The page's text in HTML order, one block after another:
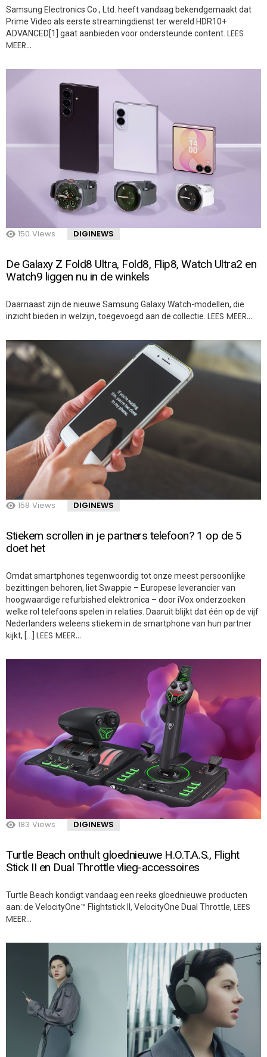
Samsung Electronics Co., Ltd. heeft vandaag bekendgemaakt dat
Prime Video als eerste streamingdienst ter wereld HDR10+
ADVANCED[1] gaat aanbieden voor ondersteunde content. LEES
MEER…
150 Views DIGINEWS
De Galaxy Z Fold8 Ultra, Fold8, Flip8, Watch Ultra2 en
Watch9 liggen nu in de winkels
Daarnaast zijn de nieuwe Samsung Galaxy Watch-modellen, die
inzicht bieden in welzijn, toegevoegd aan de collectie. LEES MEER…
158 Views DIGINEWS
Stiekem scrollen in je partners telefoon? 1 op de 5
doet het
Omdat smartphones tegenwoordig tot onze meest persoonlijke
bezittingen behoren, liet Swappie – Europese leverancier van
hoogwaardige refurbished elektronica – door iVox onderzoeken
welke rol telefoons spelen in relaties. Daaruit blijkt dat één op de vijf
Nederlanders weleens stiekem in de smartphone van hun partner
kijkt, […] LEES MEER…
183 Views DIGINEWS
Turtle Beach onthult gloednieuwe H.O.T.A.S., Flight
Stick II en Dual Throttle vlieg-accessoires
Turtle Beach kondigt vandaag een reeks gloednieuwe producten
aan: de VelocityOne™ Flightstick II, VelocityOne Dual Throttle, LEES
MEER…